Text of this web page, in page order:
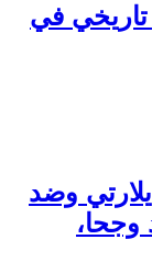
تاريخي في
وضد
وجحا،